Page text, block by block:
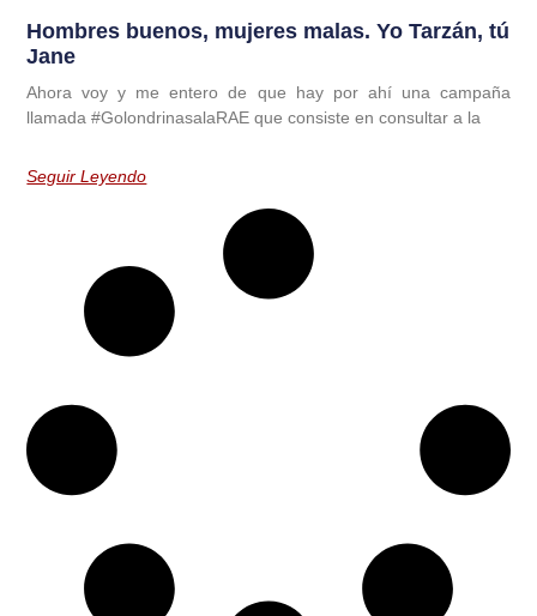
Hombres buenos, mujeres malas. Yo Tarzán, tú
Jane
Ahora voy y me entero de que hay por ahí una campaña
llamada #GolondrinasalaRAE que consiste en consultar a la
Seguir Leyendo